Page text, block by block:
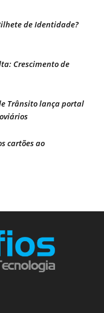
de Identidade?
Crescimento de
Trânsito lança portal
cartões ao